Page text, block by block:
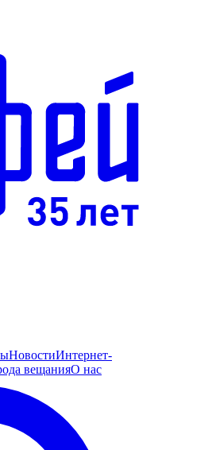
НовостиИнтернет-
вещанияО нас